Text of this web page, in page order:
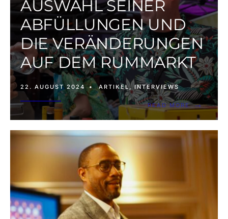
AUSWAHL SEINER
ABFÜLLUNGEN UND
DIE VERÄNDERUNGEN
AUF DEM RUMMARKT
22. AUGUST 2024 • ARTIKEL,INTERVIEWS
READ MORE →